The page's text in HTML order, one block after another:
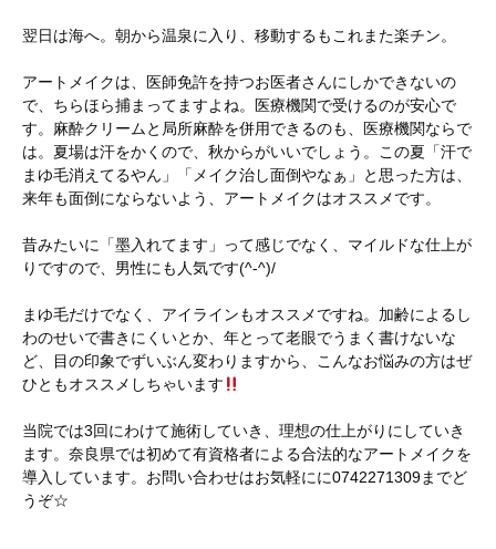
翌日は海へ。朝から温泉に入り、移動するもこれまた楽チン。
アートメイクは、医師免許を持つお医者さんにしかできないの
で、ちらほら捕まってますよね。医療機関で受けるのが安心で
す。麻酔クリームと局所麻酔を併用できるのも、医療機関ならで
は。夏場は汗をかくので、秋からがいいでしょう。この夏「汗で
まゆ毛消えてるやん」「メイク治し面倒やなぁ」と思った方は、
来年も面倒にならないよう、アートメイクはオススメです。
昔みたいに「墨入れてます」って感じでなく、マイルドな仕上が
りですので、男性にも人気です(^-^)/
まゆ毛だけでなく、アイラインもオススメですね。加齢によるし
わのせいで書きにくいとか、年とって老眼でうまく書けないな
ど、目の印象でずいぶん変わりますから、こんなお悩みの方はぜ
ひともオススメしちゃいます
当院では3回にわけて施術していき、理想の仕上がりにしていき
ます。奈良県では初めて有資格者による合法的なアートメイクを
導入しています。お問い合わせはお気軽にに0742271309までど
うぞ☆